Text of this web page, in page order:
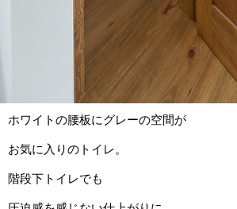
ホワイトの腰板にグレーの空間が
お気に入りのトイレ。
階段下トイレでも